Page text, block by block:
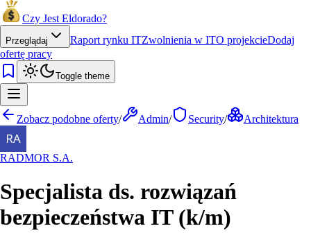
Czy Jest Eldorado?
Przeglądaj Raport rynku ITZwolnienia w ITO projekcieDodaj
ofertę pracy
Toggle theme
Zobacz podobne oferty/ Admin/ Security/ Architektura
RADMOR S.A.
Specjalista ds. rozwiązań
bezpieczeństwa IT (k/m)